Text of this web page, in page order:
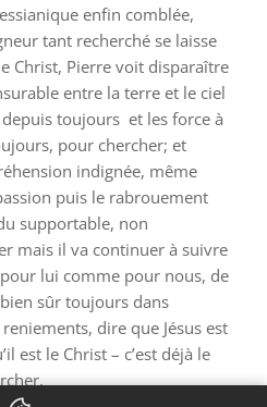
enfin comblée,
tant recherché se laisse
Christ, Pierre voit disparaître
entre la terre et le ciel
toujours et les force à
pour chercher; et
indignée, même
puis le rabrouement
supportable, non
mais il va continuer à suivre
lui comme pour nous, de
sûr toujours dans
dire que Jésus est
est le Christ – c’est déjà le